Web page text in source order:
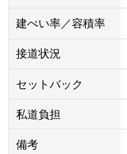
建ぺい率／容積率
接道状況
セットバック
私道負担
備考